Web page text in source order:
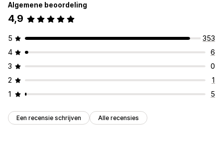
Algemene beoordeling
4,9
5
353
4
6
3
0
2
1
1
5
Een recensie schrijven Alle recensies